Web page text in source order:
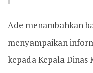
Ade menambahkan
menyampaikan
kepada Kepala Dinas